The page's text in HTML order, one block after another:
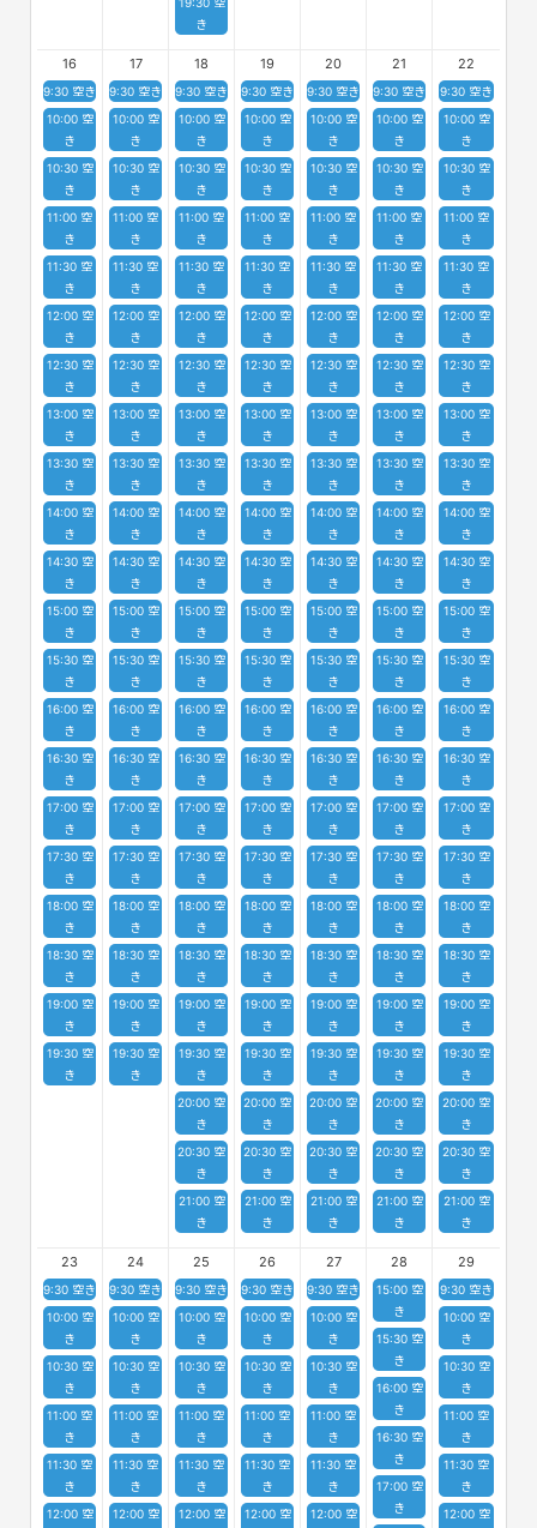
き
16
9:30 空き
10:00 空
き
10:30 空
き
11:00 空
き
11:30 空
き
12:00 空
き
12:30 空
き
13:00 空
き
13:30 空
き
14:00 空
き
14:30 空
き
15:00 空
き
15:30 空
き
16:00 空
き
16:30 空
き
17:00 空
き
17:30 空
き
18:00 空
き
18:30 空
き
19:00 空
き
19:30 空
き
17
9:30 空き
10:00 空
き
10:30 空
き
11:00 空
き
11:30 空
き
12:00 空
き
12:30 空
き
13:00 空
き
13:30 空
き
14:00 空
き
14:30 空
き
15:00 空
き
15:30 空
き
16:00 空
き
16:30 空
き
17:00 空
き
17:30 空
き
18:00 空
き
18:30 空
き
19:00 空
き
19:30 空
き
18
9:30 空き
10:00 空
き
10:30 空
き
11:00 空
き
11:30 空
き
12:00 空
き
12:30 空
き
13:00 空
き
13:30 空
き
14:00 空
き
14:30 空
き
15:00 空
き
15:30 空
き
16:00 空
き
16:30 空
き
17:00 空
き
17:30 空
き
18:00 空
き
18:30 空
き
19:00 空
き
19:30 空
き
20:00 空
き
20:30 空
き
21:00 空
き
19
9:30 空き
10:00 空
き
10:30 空
き
11:00 空
き
11:30 空
き
12:00 空
き
12:30 空
き
13:00 空
き
13:30 空
き
14:00 空
き
14:30 空
き
15:00 空
き
15:30 空
き
16:00 空
き
16:30 空
き
17:00 空
き
17:30 空
き
18:00 空
き
18:30 空
き
19:00 空
き
19:30 空
き
20:00 空
き
20:30 空
き
21:00 空
き
20
9:30 空き
10:00 空
き
10:30 空
き
11:00 空
き
11:30 空
き
12:00 空
き
12:30 空
き
13:00 空
き
13:30 空
き
14:00 空
き
14:30 空
き
15:00 空
き
15:30 空
き
16:00 空
き
16:30 空
き
17:00 空
き
17:30 空
き
18:00 空
き
18:30 空
き
19:00 空
き
19:30 空
き
20:00 空
き
20:30 空
き
21:00 空
き
21
9:30 空き
10:00 空
き
10:30 空
き
11:00 空
き
11:30 空
き
12:00 空
き
12:30 空
き
13:00 空
き
13:30 空
き
14:00 空
き
14:30 空
き
15:00 空
き
15:30 空
き
16:00 空
き
16:30 空
き
17:00 空
き
17:30 空
き
18:00 空
き
18:30 空
き
19:00 空
き
19:30 空
き
20:00 空
き
20:30 空
き
21:00 空
き
22
9:30 空き
10:00 空
き
10:30 空
き
11:00 空
き
11:30 空
き
12:00 空
き
12:30 空
き
13:00 空
き
13:30 空
き
14:00 空
き
14:30 空
き
15:00 空
き
15:30 空
き
16:00 空
き
16:30 空
き
17:00 空
き
17:30 空
き
18:00 空
き
18:30 空
き
19:00 空
き
19:30 空
き
20:00 空
き
20:30 空
き
21:00 空
き
23
9:30 空き
10:00 空
き
10:30 空
き
11:00 空
き
11:30 空
き
12:00 空
24
9:30 空き
10:00 空
き
10:30 空
き
11:00 空
き
11:30 空
き
12:00 空
25
9:30 空き
10:00 空
き
10:30 空
き
11:00 空
き
11:30 空
き
12:00 空
26
9:30 空き
10:00 空
き
10:30 空
き
11:00 空
き
11:30 空
き
12:00 空
27
9:30 空き
10:00 空
き
10:30 空
き
11:00 空
き
11:30 空
き
12:00 空
28
15:00 空
き
15:30 空
き
16:00 空
き
16:30 空
き
17:00 空
き
29
9:30 空き
10:00 空
き
10:30 空
き
11:00 空
き
11:30 空
き
12:00 空